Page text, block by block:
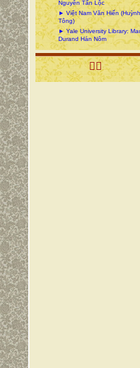
Nguyễn Tấn Lộc
► Việt Nam Văn Hiến
Tông)
► Yale University Library:
Durand Hán Nôm
